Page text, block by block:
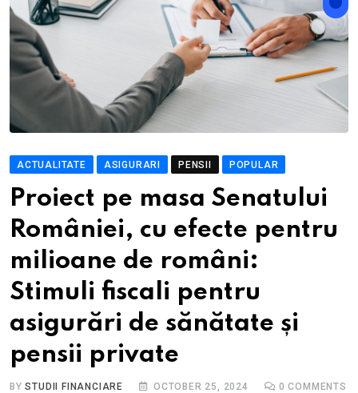
ACTUALITATE ASIGURARI PENSII POPULAR
Proiect pe masa Senatului
României, cu efecte pentru
milioane de români:
Stimuli fiscali pentru
asigurări de sănătate și
pensii private
BYSTUDII FINANCIARE OCTOBER 25, 2024 0 COMMENTS